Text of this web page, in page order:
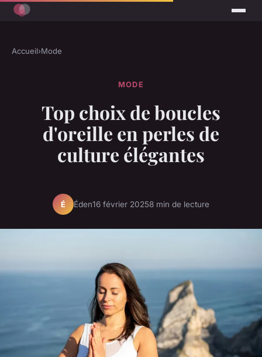
Accueil›Mode
MODE
Top choix de boucles
d'oreille en perles de
culture élégantes
É Éden16 février 20258 min de lecture